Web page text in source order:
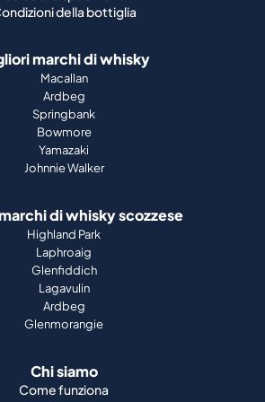
della bottiglia
marchi di whisky
Macallan
Ardbeg
Springbank
Bowmore
Yamazaki
Johnnie Walker
di whisky scozzese
Highland Park
Laphroaig
Glenfiddich
Lagavulin
Ardbeg
Glenmorangie
Chi siamo
Come funziona